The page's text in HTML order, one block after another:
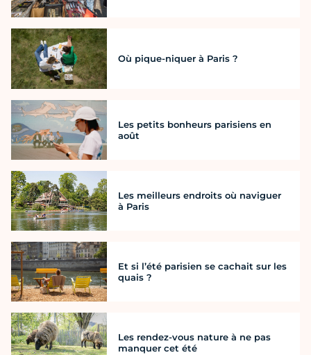
Où pique-niquer à Paris ?
Les petits bonheurs parisiens en
août
Les meilleurs endroits où naviguer
à Paris
Et si l’été parisien se cachait sur les
quais ?
Les rendez-vous nature à ne pas
manquer cet été